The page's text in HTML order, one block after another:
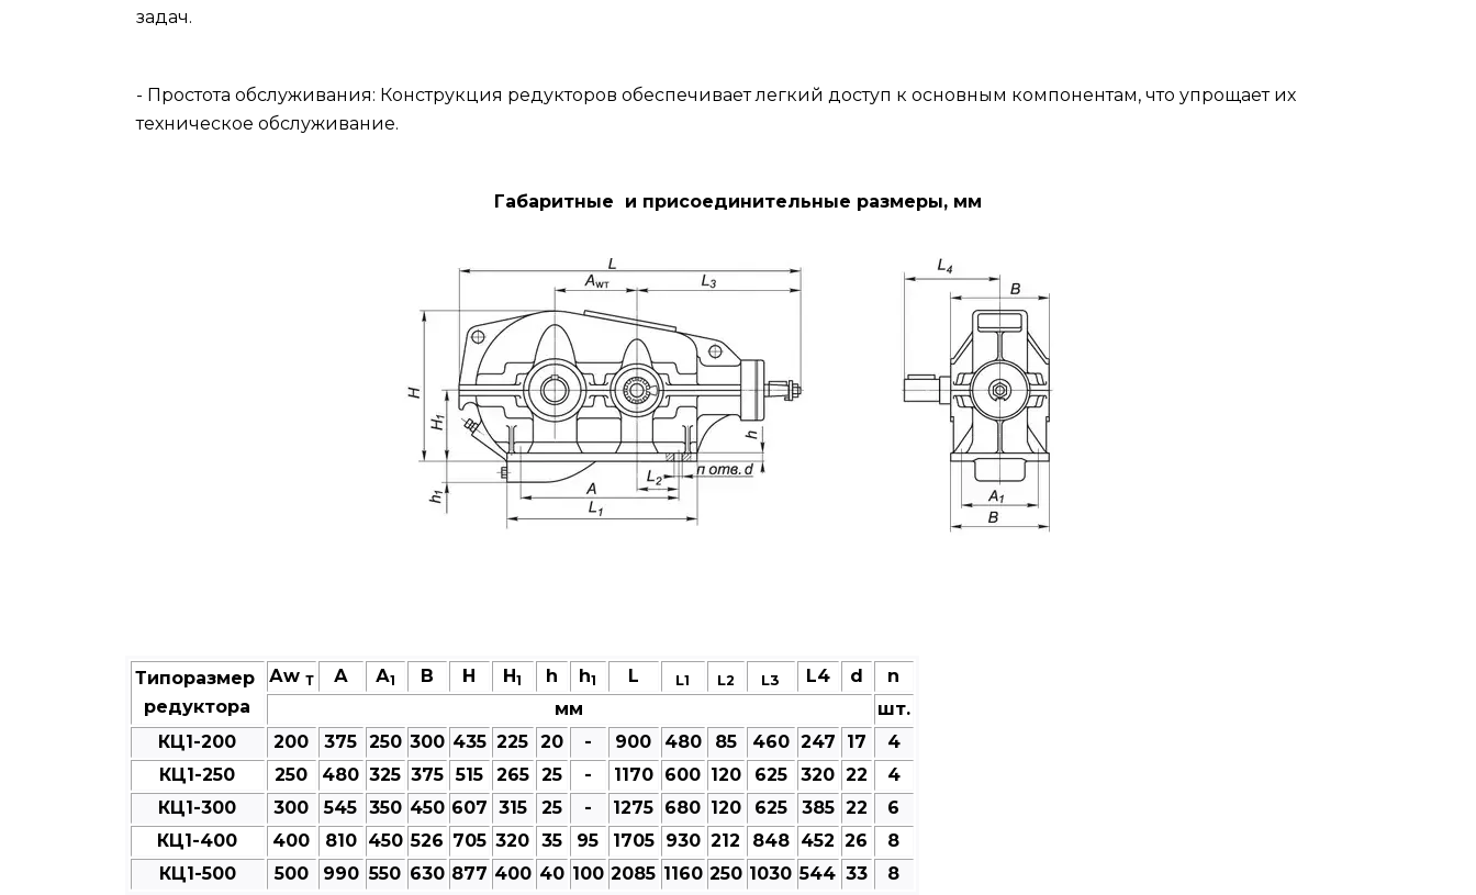
задач.
- Простота обслуживания: Конструкция редукторов обеспечивает легкий доступ к основным компонентам, что упрощает их
техническое обслуживание.
Габаритные и присоединительные размеры, мм
Типоразмер
редуктора
Аw Т А А1 В Н H1 h h1 L L1 L2 L3 L4 d
n
мм
шт.
КЦ1-200
200 375 250 300 435 225 20 - 900 480 85 460 247 17
4
КЦ1-250
250 480 325 375 515 265 25 - 1170 600 120 625 320 22
4
КЦ1-300
300 545 350 450 607 315 25 - 1275 680 120 625 385 22
6
КЦ1-400
400 810 450 526 705 320 35 95 1705 930 212 848 452 26
8
КЦ1-500
500 990 550 630 877 400 40 100 2085 1160 250 1030 544 33 8